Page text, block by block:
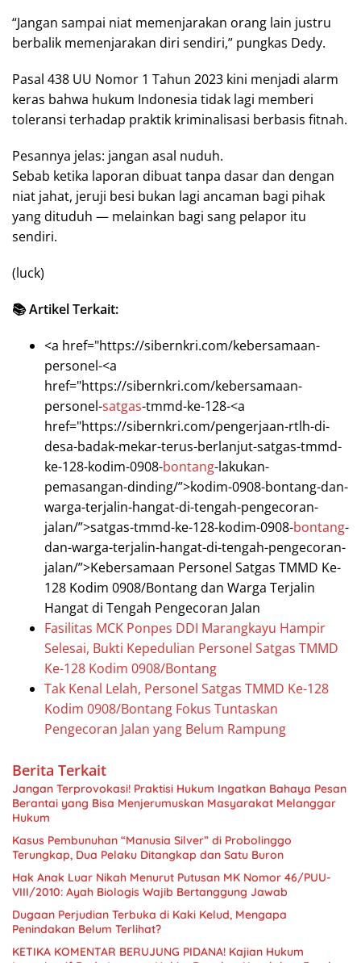
“Jangan sampai niat memenjarakan orang lain justru
berbalik memenjarakan diri sendiri,” pungkas Dedy.
Pasal 438 UU Nomor 1 Tahun 2023 kini menjadi alarm
keras bahwa hukum Indonesia tidak lagi memberi
toleransi terhadap praktik kriminalisasi berbasis fitnah.
Pesannya jelas: jangan asal nuduh.
Sebab ketika laporan dibuat tanpa dasar dan dengan
niat jahat, jeruji besi bukan lagi ancaman bagi pihak
yang dituduh — melainkan bagi sang pelapor itu
sendiri.
(luck)
📚 Artikel Terkait:
<a href="https://sibernkri.com/kebersamaan-
personel-<a
href="https://sibernkri.com/kebersamaan-
personel-satgas-tmmd-ke-128-<a
href="https://sibernkri.com/pengerjaan-rtlh-di-
desa-badak-mekar-terus-berlanjut-satgas-tmmd-
ke-128-kodim-0908-bontang-lakukan-
pemasangan-dinding/”>kodim-0908-bontang-dan-
warga-terjalin-hangat-di-tengah-pengecoran-
jalan/”>satgas-tmmd-ke-128-kodim-0908-bontang-
dan-warga-terjalin-hangat-di-tengah-pengecoran-
jalan/”>Kebersamaan Personel Satgas TMMD Ke-
128 Kodim 0908/Bontang dan Warga Terjalin
Hangat di Tengah Pengecoran Jalan
Fasilitas MCK Ponpes DDI Marangkayu Hampir
Selesai, Bukti Kepedulian Personel Satgas TMMD
Ke-128 Kodim 0908/Bontang
Tak Kenal Lelah, Personel Satgas TMMD Ke-128
Kodim 0908/Bontang Fokus Tuntaskan
Pengecoran Jalan yang Belum Rampung
Berita Terkait
Jangan Terprovokasi! Praktisi Hukum Ingatkan Bahaya Pesan
Berantai yang Bisa Menjerumuskan Masyarakat Melanggar
Hukum
Kasus Pembunuhan “Manusia Silver” di Probolinggo
Terungkap, Dua Pelaku Ditangkap dan Satu Buron
Hak Anak Luar Nikah Menurut Putusan MK Nomor 46/PUU-
VIII/2010: Ayah Biologis Wajib Bertanggung Jawab
Dugaan Perjudian Terbuka di Kaki Kelud, Mengapa
Penindakan Belum Terlihat?
KETIKA KOMENTAR BERUJUNG PIDANA! Kajian Hukum